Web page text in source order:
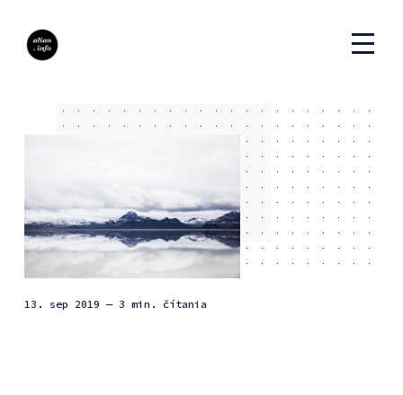
13. sep 2019 — 3 min. čítania